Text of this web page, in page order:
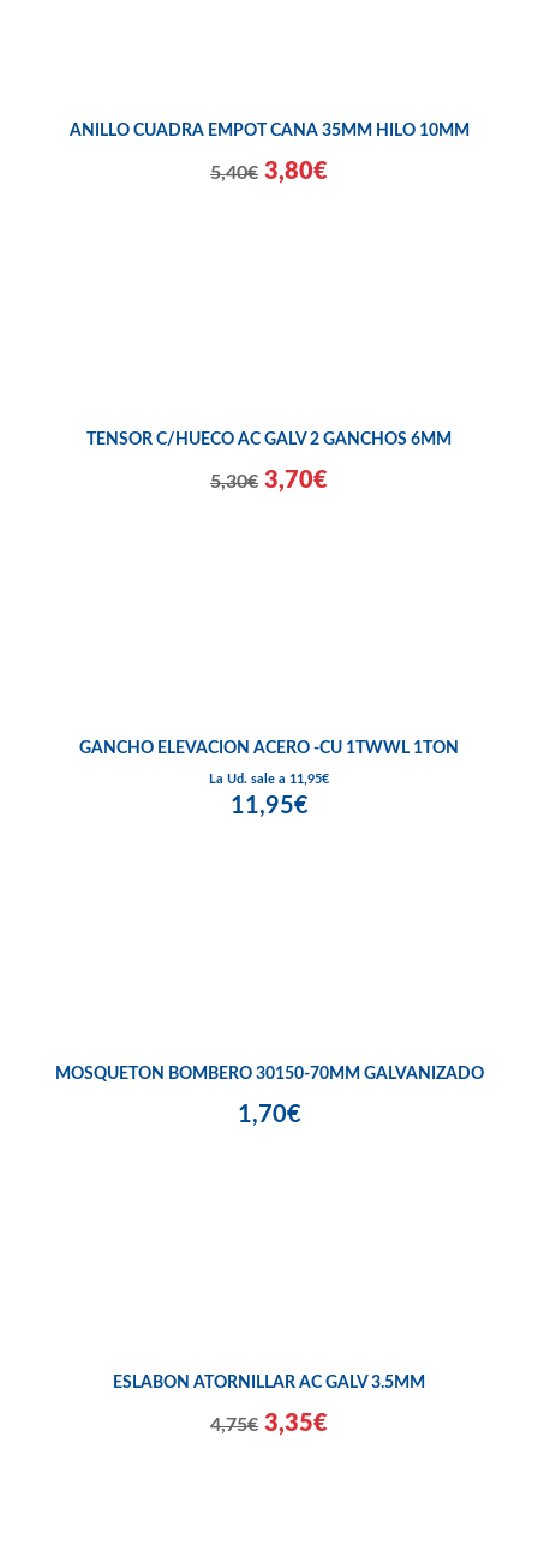
ANILLO CUADRA EMPOT CANA 35MM HILO 10MM
5,40€ 3,80€
TENSOR C/HUECO AC GALV 2 GANCHOS 6MM
5,30€ 3,70€
GANCHO ELEVACION ACERO -CU 1TWWL 1TON
La Ud. sale a 11,95€
11,95€
MOSQUETON BOMBERO 30150-70MM GALVANIZADO
1,70€
ESLABON ATORNILLAR AC GALV 3.5MM
4,75€ 3,35€